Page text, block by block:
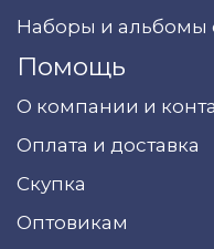
Наборы и альбомы
Помощь
О компании и
Оплата и доставка
Скупка
Оптовикам